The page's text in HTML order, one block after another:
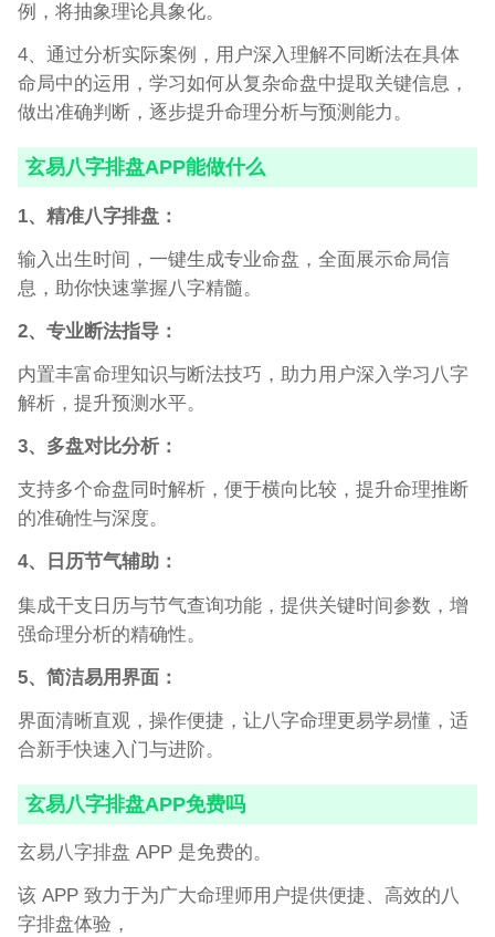
例，将抽象理论具象化。
4、通过分析实际案例，用户深入理解不同断法在具体
命局中的运用，学习如何从复杂命盘中提取关键信息，
做出准确判断，逐步提升命理分析与预测能力。
玄易八字排盘APP能做什么
1、精准八字排盘：
输入出生时间，一键生成专业命盘，全面展示命局信
息，助你快速掌握八字精髓。
2、专业断法指导：
内置丰富命理知识与断法技巧，助力用户深入学习八字
解析，提升预测水平。
3、多盘对比分析：
支持多个命盘同时解析，便于横向比较，提升命理推断
的准确性与深度。
4、日历节气辅助：
集成干支日历与节气查询功能，提供关键时间参数，增
强命理分析的精确性。
5、简洁易用界面：
界面清晰直观，操作便捷，让八字命理更易学易懂，适
合新手快速入门与进阶。
玄易八字排盘APP免费吗
玄易八字排盘 APP 是免费的。
该 APP 致力于为广大命理师用户提供便捷、高效的八
字排盘体验，